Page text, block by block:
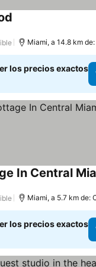
Miami, a 14.8 km
los precios exactos
In Central
Miami, a 5.7 km de:
los precios exactos